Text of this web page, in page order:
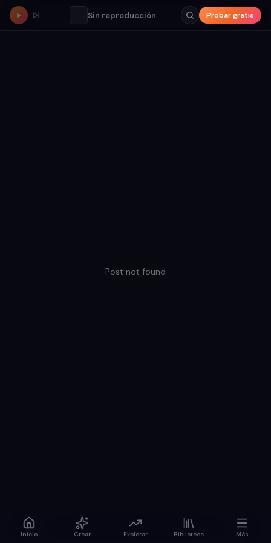
Sin reproducción Probar gratis
Post not found
Inicio Crear Explorar Biblioteca Más